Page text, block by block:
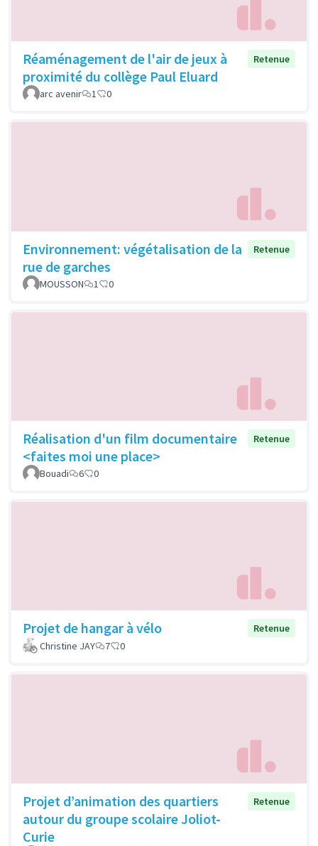
Réaménagement de l'air de jeux à
proximité du collège Paul Eluard
Retenue
arc avenir 1 0
Environnement: végétalisation de la
rue de garches
Retenue
MOUSSON 1 0
Réalisation d'un film documentaire
<faites moi une place>
Retenue
Bouadi 6 0
Projet de hangar à vélo
Retenue
Christine JAY
7 0
Projet d’animation des quartiers
autour du groupe scolaire Joliot-
Curie
Retenue